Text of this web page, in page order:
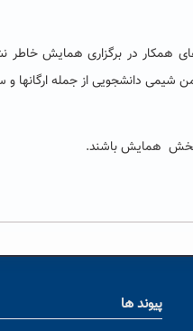
همکار در برگزاری همایش
شیمی دانشجویی از جمله ارگانها و
همایش باشند.
پیوند ها